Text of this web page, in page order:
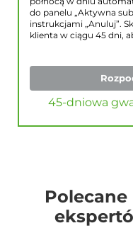
do panelu „Aktywna
instrukcjami „Anuluj”.
klienta w ciągu 45 dni,
45-dniowa
Polecane